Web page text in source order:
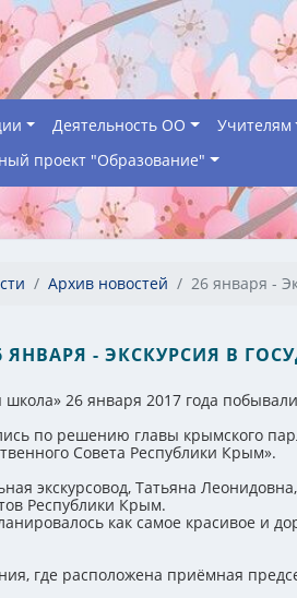
Деятельность ОО Учителям
проект "Образование"
Архив новостей 26 января -
ЯНВАРЯ - ЭКСКУРСИЯ В
26 января 2017 года
по решению главы крымского
Совета Республики Крым».
экскурсовод, Татьяна
Республики Крым.
как самое красивое и
где расположена приёмная